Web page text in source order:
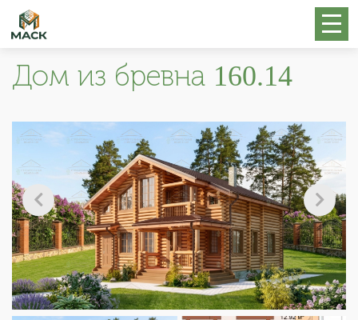
Дом из бревна 160.14